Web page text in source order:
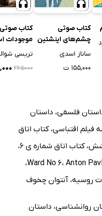
کتاب صوتی
چشم‌های اینشتین
ساناز اسدی
۱۵۵,۰۰۰ ت
کتاب صوتی
موجودات
تریسی
۲۶۵۰۰۰
فلسفی، داستان
فیلم اقتباسی،کتاب اتاق
شش،کتاب اتاق شماره ی 6
،
Ward No 6، Anton
،
روسیه، آنتوان چخوف
روانشناسی، داستان